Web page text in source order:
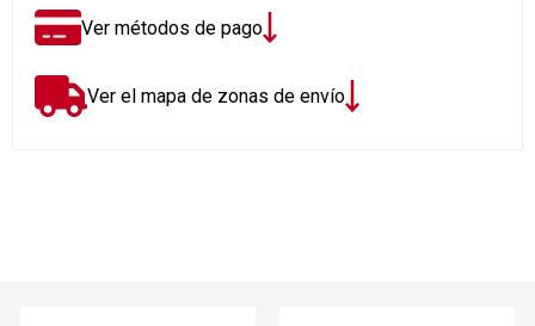
Ver métodos de pago
Ver el mapa de zonas de envío